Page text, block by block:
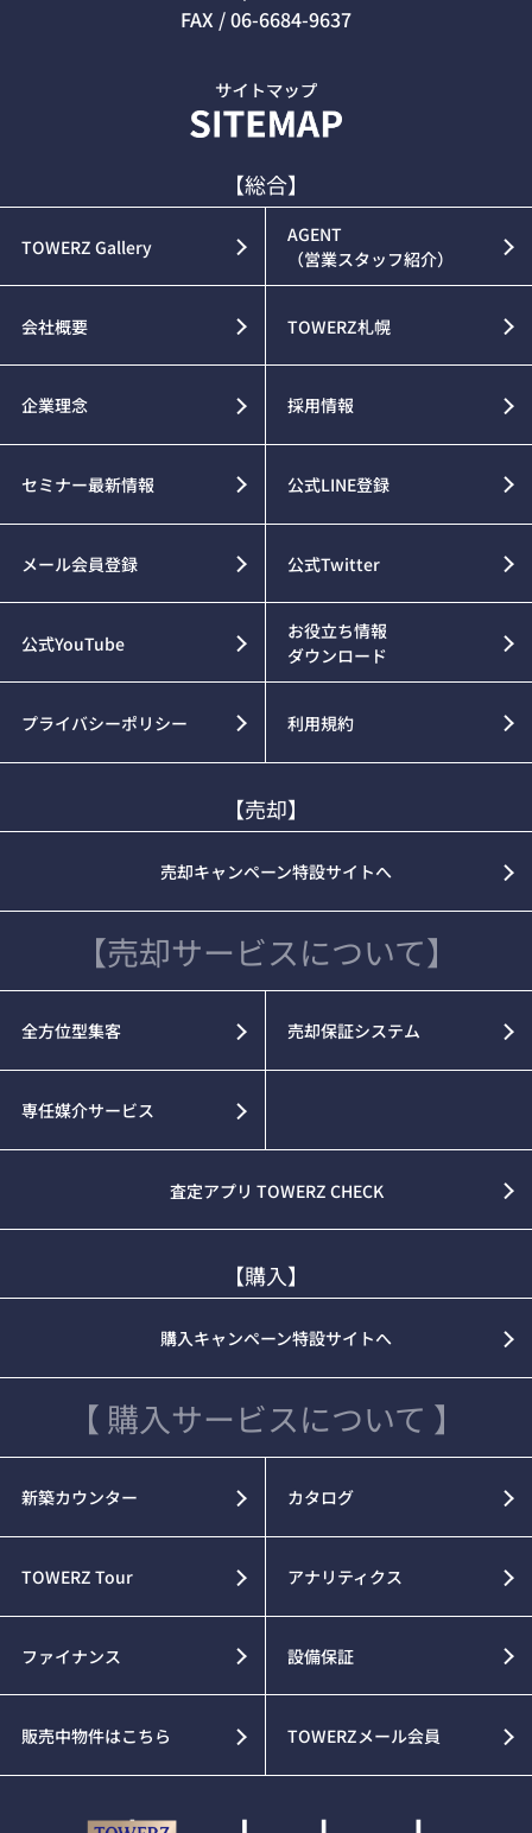
FAX / 06-6684-9637
【総合】
TOWERZ Gallery
AGENT
（営業スタッフ紹介）
会社概要 TOWERZ札幌
企業理念 採用情報
セミナー最新情報 公式LINE登録
メール会員登録 公式Twitter
公式YouTube
お役立ち情報
ダウンロード
プライバシーポリシー 利用規約
【売却】
売却キャンペーン特設サイトへ
【売却サービスについて】
全方位型集客 売却保証システム
専任媒介サービス
査定アプリ TOWERZ CHECK
【購入】
購入キャンペーン特設サイトへ
【 購入サービスについて 】
新築カウンター カタログ
TOWERZ Tour アナリティクス
ファイナンス 設備保証
販売中物件はこちら TOWERZメール会員